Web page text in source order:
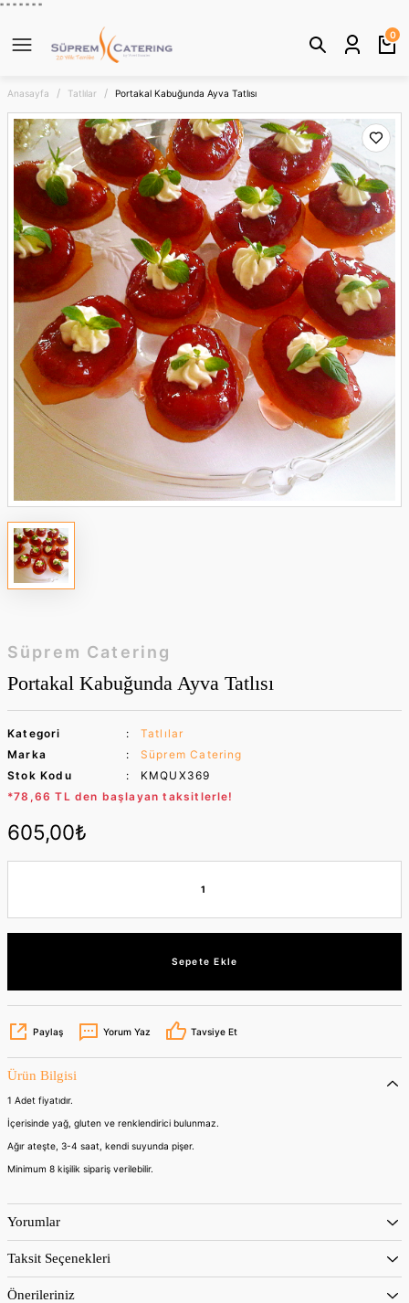
" " " " " " "
0
Anasayfa Tatlılar Portakal Kabuğunda Ayva Tatlısı
Süprem Catering
Portakal Kabuğunda Ayva Tatlısı
Kategori
Tatlılar
Marka
Süprem Catering
Stok Kodu
KMQUX369
*78,66 TL den başlayan taksitlerle!
605,00₺
Sepete Ekle
Paylaş Yorum Yaz Tavsiye Et
Ürün Bilgisi
1 Adet fiyatıdır.
İçerisinde yağ, gluten ve renklendirici bulunmaz.
Ağır ateşte, 3-4 saat, kendi suyunda pişer.
Minimum 8 kişilik sipariş verilebilir.
Yorumlar
Taksit Seçenekleri
Önerileriniz